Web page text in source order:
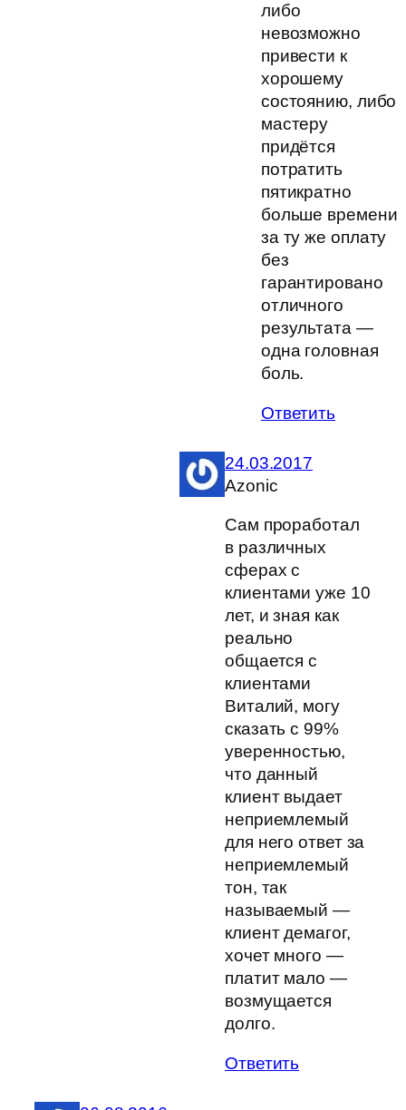
либо
невозможно
привести к
хорошему
состоянию, либо
мастеру
придётся
потратить
пятикратно
больше времени
за ту же оплату
без
гарантировано
отличного
результата —
одна головная
боль.
Ответить
24.03.2017
Azonic
Сам проработал
в различных
сферах с
клиентами уже 10
лет, и зная как
реально
общается с
клиентами
Виталий, могу
сказать с 99%
уверенностью,
что данный
клиент выдает
неприемлемый
для него ответ за
неприемлемый
тон, так
называемый —
клиент демагог,
хочет много —
платит мало —
возмущается
долго.
Ответить